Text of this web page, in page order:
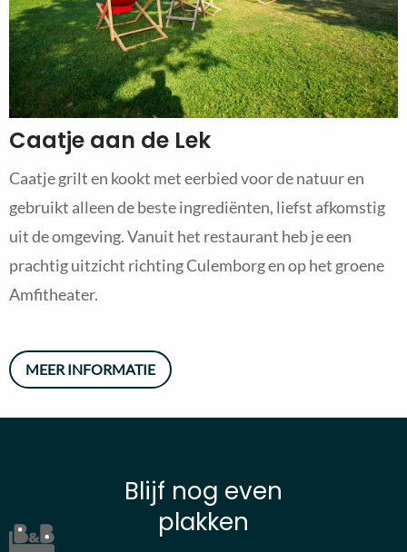
Caatje aan de Lek
Caatje grilt en kookt met eerbied voor de natuur en
gebruikt alleen de beste ingrediënten, liefst afkomstig
uit de omgeving. Vanuit het restaurant heb je een
prachtig uitzicht richting Culemborg en op het groene
Amfitheater.
MEER INFORMATIE
Blijf nog even
plakken